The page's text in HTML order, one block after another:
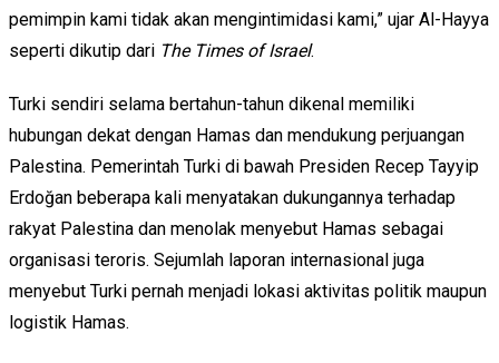
pemimpin kami tidak akan mengintimidasi kami,” ujar Al-Hayya
seperti dikutip dari The Times of Israel.
Turki sendiri selama bertahun-tahun dikenal memiliki
hubungan dekat dengan Hamas dan mendukung perjuangan
Palestina. Pemerintah Turki di bawah Presiden Recep Tayyip
Erdoğan beberapa kali menyatakan dukungannya terhadap
rakyat Palestina dan menolak menyebut Hamas sebagai
organisasi teroris. Sejumlah laporan internasional juga
menyebut Turki pernah menjadi lokasi aktivitas politik maupun
logistik Hamas.